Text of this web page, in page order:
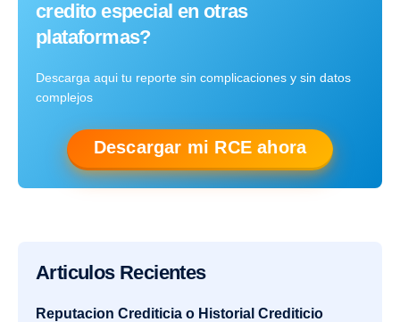
credito especial en otras
plataformas?
Descarga aqui tu reporte sin complicaciones y sin datos
complejos
Descargar mi RCE ahora
Articulos Recientes
Reputacion Crediticia o Historial Crediticio